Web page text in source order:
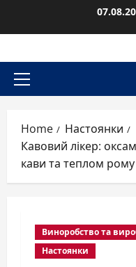
Primary
Home
Настоянки
Кавовий лікер:
кави та теплом рому
Виноробство та
Настоянки